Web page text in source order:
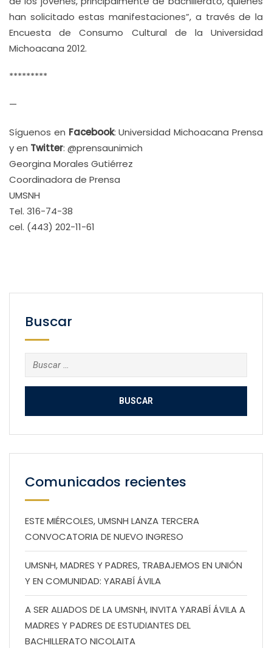
han solicitado estas manifestaciones”, a través de la
Encuesta de Consumo Cultural de la Universidad
Michoacana 2012.
*********
—
Síguenos en Facebook: Universidad Michoacana Prensa
y en Twitter: @prensaunimich
Georgina Morales Gutiérrez
Coordinadora de Prensa
UMSNH
Tel. 316-74-38
cel. (443) 202-11-61
Buscar
Buscar:
Comunicados recientes
ESTE MIÉRCOLES, UMSNH LANZA TERCERA
CONVOCATORIA DE NUEVO INGRESO
UMSNH, MADRES Y PADRES, TRABAJEMOS EN UNIÓN
Y EN COMUNIDAD: YARABÍ ÁVILA
A SER ALIADOS DE LA UMSNH, INVITA YARABÍ ÁVILA A
MADRES Y PADRES DE ESTUDIANTES DEL
BACHILLERATO NICOLAITA